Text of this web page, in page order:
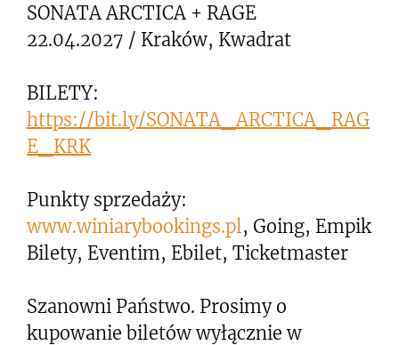
SONATA ARCTICA + RAGE
22.04.2027 / Kraków, Kwadrat
BILETY:
https://bit.ly/SONATA_ARCTICA_RAG
E_KRK
Punkty sprzedaży:
www.winiarybookings.pl , Going, Empik
Bilety, Eventim, Ebilet, Ticketmaster
Szanowni Państwo. Prosimy o
kupowanie biletów wyłącznie w